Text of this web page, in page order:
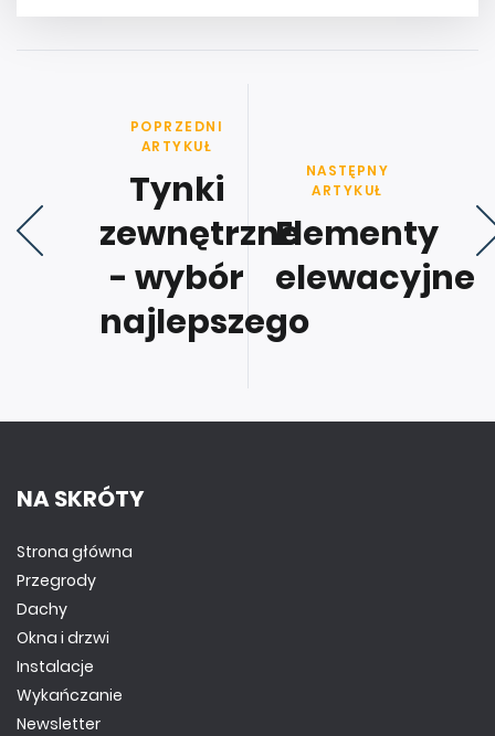
POPRZEDNI
ARTYKUŁ
Tynki
zewnętrzne
- wybór
najlepszego
NASTĘPNY
ARTYKUŁ
Elementy
elewacyjne
NA SKRÓTY
Strona główna
Przegrody
Dachy
Okna i drzwi
Instalacje
Wykańczanie
Newsletter